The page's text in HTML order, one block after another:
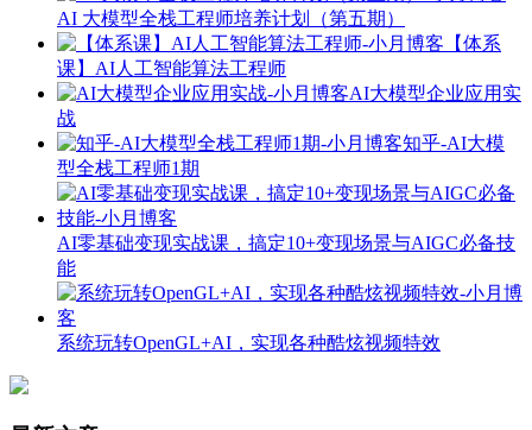
AI 大模型全栈工程师培养计划（第五期）
【体系
课】AI人工智能算法工程师
AI大模型企业应用实
战
知乎-AI大模
型全栈工程师1期
AI零基础变现实战课，搞定10+变现场景与AIGC必备技
能
系统玩转OpenGL+AI，实现各种酷炫视频特效